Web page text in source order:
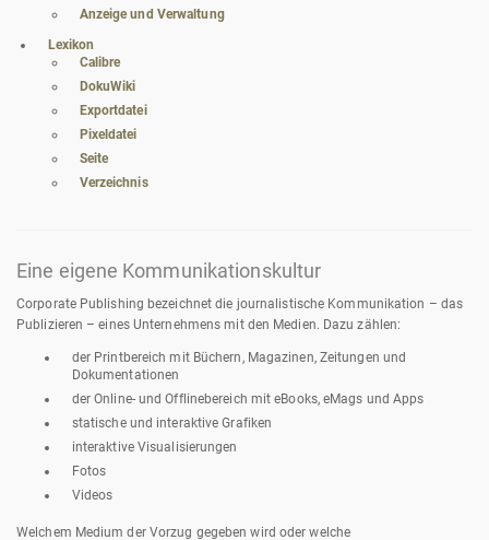
Anzeige und Verwaltung
Lexikon
Calibre
DokuWiki
Exportdatei
Pixeldatei
Seite
Verzeichnis
Eine eigene Kommunikationskultur
Corporate Publishing bezeichnet die journalistische Kommunikation – das
Publizieren – eines Unternehmens mit den Medien. Dazu zählen:
der Printbereich mit Büchern, Magazinen, Zeitungen und
Dokumentationen
der Online- und Offlinebereich mit eBooks, eMags und Apps
statische und interaktive Grafiken
interaktive Visualisierungen
Fotos
Videos
Welchem Medium der Vorzug gegeben wird oder welche